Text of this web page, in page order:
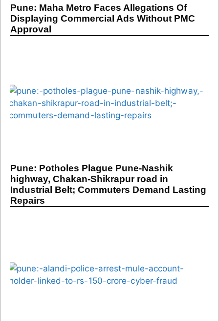
Pune: Maha Metro Faces Allegations Of
Displaying Commercial Ads Without PMC
Approval
Pune: Potholes Plague Pune-Nashik
highway, Chakan-Shikrapur road in
Industrial Belt; Commuters Demand Lasting
Repairs